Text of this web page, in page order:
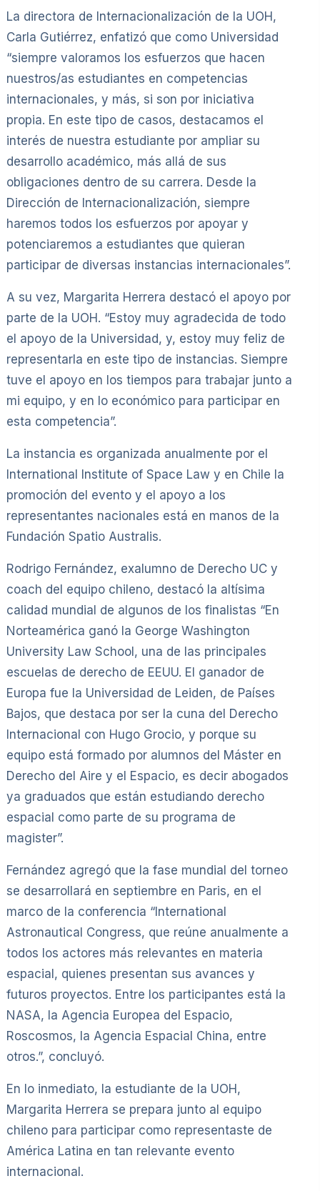
La directora de Internacionalización de la UOH,
Carla Gutiérrez, enfatizó que como Universidad
“siempre valoramos los esfuerzos que hacen
nuestros/as estudiantes en competencias
internacionales, y más, si son por iniciativa
propia. En este tipo de casos, destacamos el
interés de nuestra estudiante por ampliar su
desarrollo académico, más allá de sus
obligaciones dentro de su carrera. Desde la
Dirección de Internacionalización, siempre
haremos todos los esfuerzos por apoyar y
potenciaremos a estudiantes que quieran
participar de diversas instancias internacionales”.
A su vez, Margarita Herrera destacó el apoyo por
parte de la UOH. “Estoy muy agradecida de todo
el apoyo de la Universidad, y, estoy muy feliz de
representarla en este tipo de instancias. Siempre
tuve el apoyo en los tiempos para trabajar junto a
mi equipo, y en lo económico para participar en
esta competencia”.
La instancia es organizada anualmente por el
International Institute of Space Law y en Chile la
promoción del evento y el apoyo a los
representantes nacionales está en manos de la
Fundación Spatio Australis.
Rodrigo Fernández, exalumno de Derecho UC y
coach del equipo chileno, destacó la altísima
calidad mundial de algunos de los finalistas “En
Norteamérica ganó la George Washington
University Law School, una de las principales
escuelas de derecho de EEUU. El ganador de
Europa fue la Universidad de Leiden, de Países
Bajos, que destaca por ser la cuna del Derecho
Internacional con Hugo Grocio, y porque su
equipo está formado por alumnos del Máster en
Derecho del Aire y el Espacio, es decir abogados
ya graduados que están estudiando derecho
espacial como parte de su programa de
magister”.
Fernández agregó que la fase mundial del torneo
se desarrollará en septiembre en Paris, en el
marco de la conferencia “International
Astronautical Congress, que reúne anualmente a
todos los actores más relevantes en materia
espacial, quienes presentan sus avances y
futuros proyectos. Entre los participantes está la
NASA, la Agencia Europea del Espacio,
Roscosmos, la Agencia Espacial China, entre
otros.”, concluyó.
En lo inmediato, la estudiante de la UOH,
Margarita Herrera se prepara junto al equipo
chileno para participar como representaste de
América Latina en tan relevante evento
internacional.